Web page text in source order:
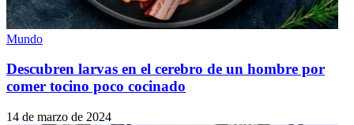
Mundo
Descubren larvas en el cerebro de un hombre por
comer tocino poco cocinado
14 de marzo de 2024